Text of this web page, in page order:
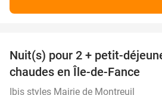
Nuit(s) pour 2 + petit-
chaudes en Île-de-Fance
Ibis styles Mairie de Montreuil